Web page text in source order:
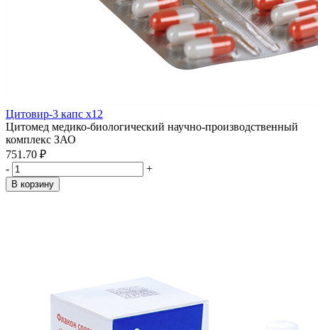
Цитовир-3 капс x12
Цитомед медико-биологический научно-производственный
комплекс ЗАО
751.70 ₽
-
+
В корзину